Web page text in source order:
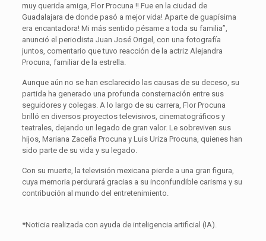
muy querida amiga, Flor Procuna !! Fue en la ciudad de
Guadalajara de donde pasó a mejor vida! Aparte de guapísima
era encantadora! Mi más sentido pésame a toda su familia”,
anunció el periodista Juan José Origel, con una fotografía
juntos, comentario que tuvo reacción de la actriz Alejandra
Procuna, familiar de la estrella.
Aunque aún no se han esclarecido las causas de su deceso, su
partida ha generado una profunda consternación entre sus
seguidores y colegas. A lo largo de su carrera, Flor Procuna
brilló en diversos proyectos televisivos, cinematográficos y
teatrales, dejando un legado de gran valor. Le sobreviven sus
hijos, Mariana Zaceña Procuna y Luis Uriza Procuna, quienes han
sido parte de su vida y su legado.
Con su muerte, la televisión mexicana pierde a una gran figura,
cuya memoria perdurará gracias a su inconfundible carisma y su
contribución al mundo del entretenimiento.
*Noticia realizada con ayuda de inteligencia artificial (IA).